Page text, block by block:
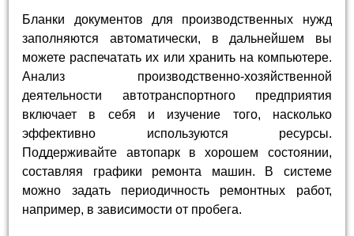
Бланки документов для производственных нужд
заполняются автоматически, в дальнейшем вы
можете распечатать их или хранить на компьютере.
Анализ производственно-хозяйственной
деятельности автотранспортного предприятия
включает в себя и изучение того, насколько
эффективно используются ресурсы.
Поддерживайте автопарк в хорошем состоянии,
составляя графики ремонта машин. В системе
можно задать периодичность ремонтных работ,
например, в зависимости от пробега.